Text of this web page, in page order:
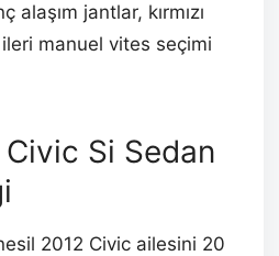
alaşım jantlar, kırmızı
ileri manuel vites seçimi
Si Sedan
2012 Civic ailesini 20